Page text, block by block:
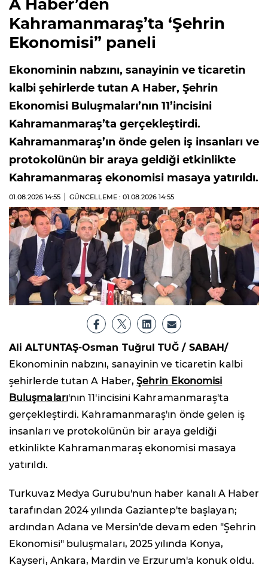
A Haber’den
Kahramanmaraş’ta ‘Şehrin
Ekonomisi” paneli
Ekonominin nabzını, sanayinin ve ticaretin
kalbi şehirlerde tutan A Haber, Şehrin
Ekonomisi Buluşmaları’nın 11’incisini
Kahramanmaraş’ta gerçekleştirdi.
Kahramanmaraş’ın önde gelen iş insanları ve
protokolünün bir araya geldiği etkinlikte
Kahramanmaraş ekonomisi masaya yatırıldı.
01.08.2026 14:55 GÜNCELLEME : 01.08.2026 14:55
Ali ALTUNTAŞ-Osman Tuğrul TUĞ / SABAH/
Ekonominin nabzını, sanayinin ve ticaretin kalbi
şehirlerde tutan A Haber,Şehrin Ekonomisi
Buluşmaları'nın 11'incisini Kahramanmaraş'ta
gerçekleştirdi. Kahramanmaraş'ın önde gelen iş
insanları ve protokolünün bir araya geldiği
etkinlikte Kahramanmaraş ekonomisi masaya
yatırıldı.
Turkuvaz Medya Gurubu'nun haber kanalı A Haber
tarafından 2024 yılında Gaziantep'te başlayan;
ardından Adana ve Mersin'de devam eden "Şehrin
Ekonomisi" buluşmaları, 2025 yılında Konya,
Kayseri, Ankara, Mardin ve Erzurum'a konuk oldu.